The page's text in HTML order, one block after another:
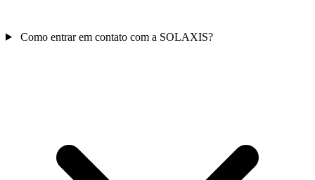
Como entrar em contato com a SOLAXIS?